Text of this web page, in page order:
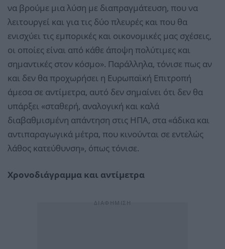
να βρούμε μια λύση με διαπραγμάτευση, που να
λειτουργεί και για τις δύο πλευρές και που θα
ενισχύει τις εμπορικές και οικονομικές μας σχέσεις,
οι οποίες είναι από κάθε άποψη πολύτιμες και
σημαντικές στον κόσμο». Παράλληλα, τόνισε πως αν
και δεν θα προχωρήσει η Ευρωπαϊκή Επιτροπή
άμεσα σε αντίμετρα, αυτό δεν σημαίνει ότι δεν θα
υπάρξει «σταθερή, αναλογική και καλά
διαβαθμισμένη απάντηση στις ΗΠΑ, στα «άδικα και
αντιπαραγωγικά μέτρα, που κινούνται σε εντελώς
λάθος κατεύθυνση», όπως τόνισε.
Χρονοδιάγραμμα και αντίμετρα